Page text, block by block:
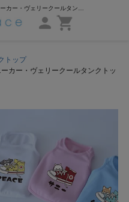
トップ
カー・ヴェリークールタンクトッ